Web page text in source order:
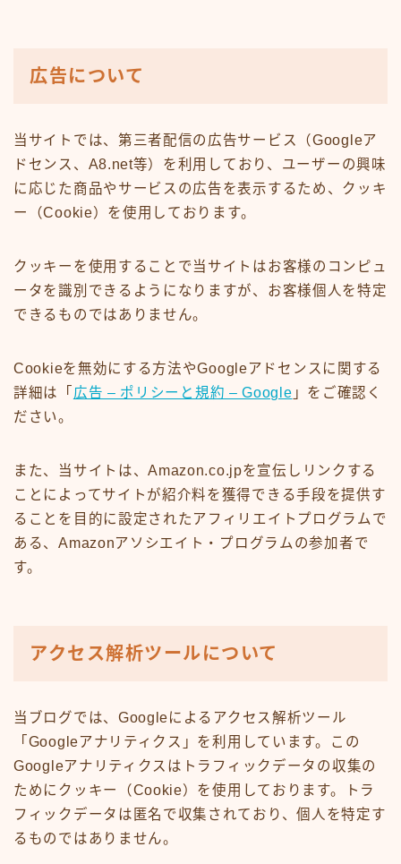
広告について
当サイトでは、第三者配信の広告サービス（Googleア
ドセンス、A8.net等）を利用しており、ユーザーの興味
に応じた商品やサービスの広告を表示するため、クッキ
ー（Cookie）を使用しております。
クッキーを使用することで当サイトはお客様のコンピュ
ータを識別できるようになりますが、お客様個人を特定
できるものではありません。
Cookieを無効にする方法やGoogleアドセンスに関する
詳細は「 広告 – ポリシーと規約 – Google 」をご確認く
ださい。
また、当サイトは、Amazon.co.jpを宣伝しリンクする
ことによってサイトが紹介料を獲得できる手段を提供す
ることを目的に設定されたアフィリエイトプログラムで
ある、Amazonアソシエイト・プログラムの参加者で
す。
アクセス解析ツールについて
当ブログでは、Googleによるアクセス解析ツール
「Googleアナリティクス」を利用しています。この
Googleアナリティクスはトラフィックデータの収集の
ためにクッキー（Cookie）を使用しております。トラ
フィックデータは匿名で収集されており、個人を特定す
るものではありません。